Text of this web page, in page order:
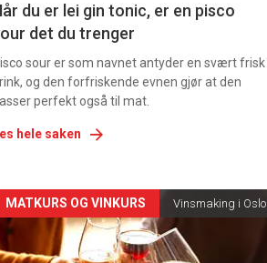
du er lei gin tonic, er en pisco
det du trenger
sour er som navnet antyder en svært frisk
og den forfriskende evnen gjør at den
perfekt også til mat.
hele saken
Forsiden
MATKURS OG VINKURS Vinsmaking i Oslo